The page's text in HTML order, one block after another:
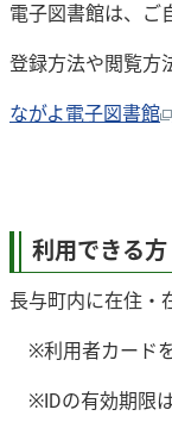
電子図書館は、ご
登録方法や閲覧方
ながよ電子図書館
利用できる方
長与町内に在住・
※利用者カードを
※IDの有効期限は